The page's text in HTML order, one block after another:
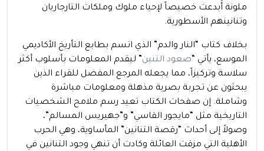
ملونة أُبدعت خصيصاً لإحياء ملوك وملكات التارجاريان
وتنانينهم الأسطورية.
بخلاف كتاب “النار والدم” الذي اتسم بطابع التأريخ الأكاديمي
الموسع، يأتي “ صعود التنين” ليقدم المعلومات بأسلوب أكثر
سلاسة وتركيزاً، مما يجعله المرجع المفضل للقراء الذين
يبحثون عن تجربة بصرية مذهلة ومعلومات مباشرة
وشاملة. إن صفحات الكتاب تعيد رسم ملامح الشخصيات
التاريخية مثل “مايجور القاسي” و”جهيريس المسالم”،
وصولاً إلى أحداث “رقصة التنانين” المأساوية، وهي الحرب
الأهلية التي مزقت العائلة وكادت أن تنهي وجود التنانين في